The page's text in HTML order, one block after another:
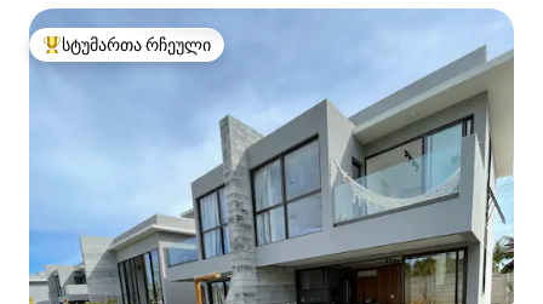
სტუმართა რჩეული მოწინავე ვარიანტი
სტუმართა რჩეული